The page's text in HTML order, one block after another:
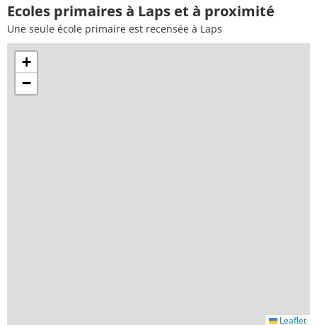
Ecoles primaires à Laps et à proximité
Une seule école primaire est recensée à Laps
+
−
Leaflet